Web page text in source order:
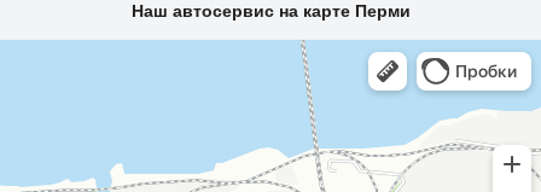
Наш автосервис на карте Перми